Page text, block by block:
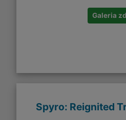
Galeria
Spyro: Reignited